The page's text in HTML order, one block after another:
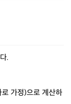
.
가정)으로 계산하